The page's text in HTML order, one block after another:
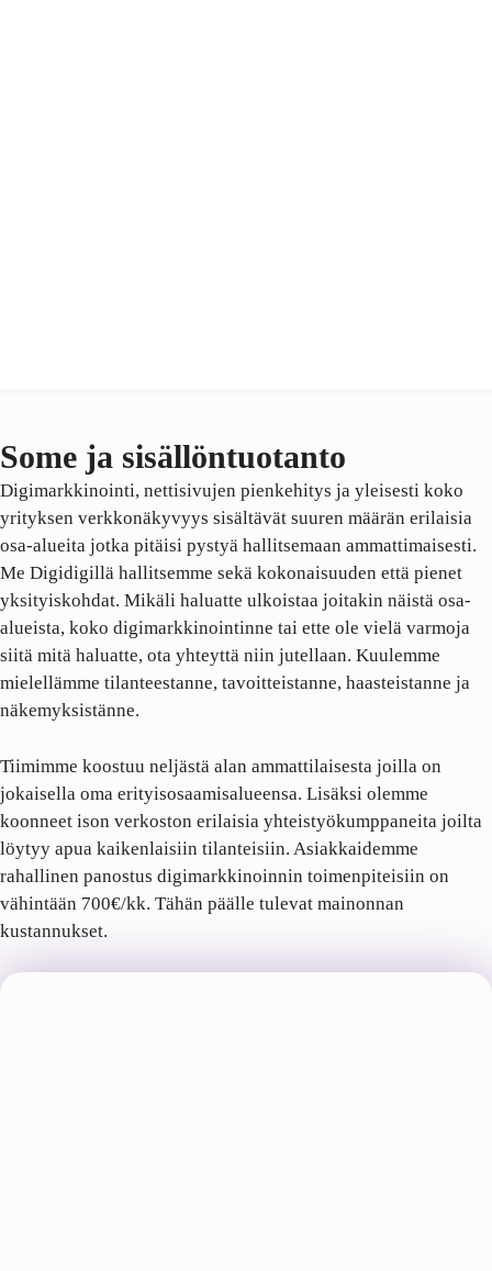
Some ja sisällöntuotanto
Digimarkkinointi, nettisivujen pienkehitys ja yleisesti koko
yrityksen verkkonäkyvyys sisältävät suuren määrän erilaisia
osa-alueita jotka pitäisi pystyä hallitsemaan ammattimaisesti.
Me Digidigillä hallitsemme sekä kokonaisuuden että pienet
yksityiskohdat. Mikäli haluatte ulkoistaa joitakin näistä osa-
alueista, koko digimarkkinointinne tai ette ole vielä varmoja
siitä mitä haluatte, ota yhteyttä niin jutellaan. Kuulemme
mielellämme tilanteestanne, tavoitteistanne, haasteistanne ja
näkemyksistänne.
Tiimimme koostuu neljästä alan ammattilaisesta joilla on
jokaisella oma erityisosaamisalueensa. Lisäksi olemme
koonneet ison verkoston erilaisia yhteistyökumppaneita joilta
löytyy apua kaikenlaisiin tilanteisiin. Asiakkaidemme
rahallinen panostus digimarkkinoinnin toimenpiteisiin on
vähintään 700€/kk. Tähän päälle tulevat mainonnan
kustannukset.